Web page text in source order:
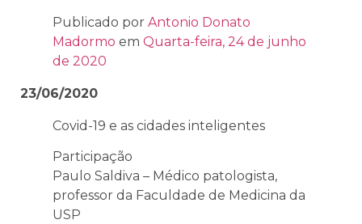
Publicado por Antonio Donato
Madormo em Quarta-feira, 24 de junho
de 2020
23/06/2020
Covid-19 e as cidades inteligentes
Participação
Paulo Saldiva – Médico patologista,
professor da Faculdade de Medicina da
USP